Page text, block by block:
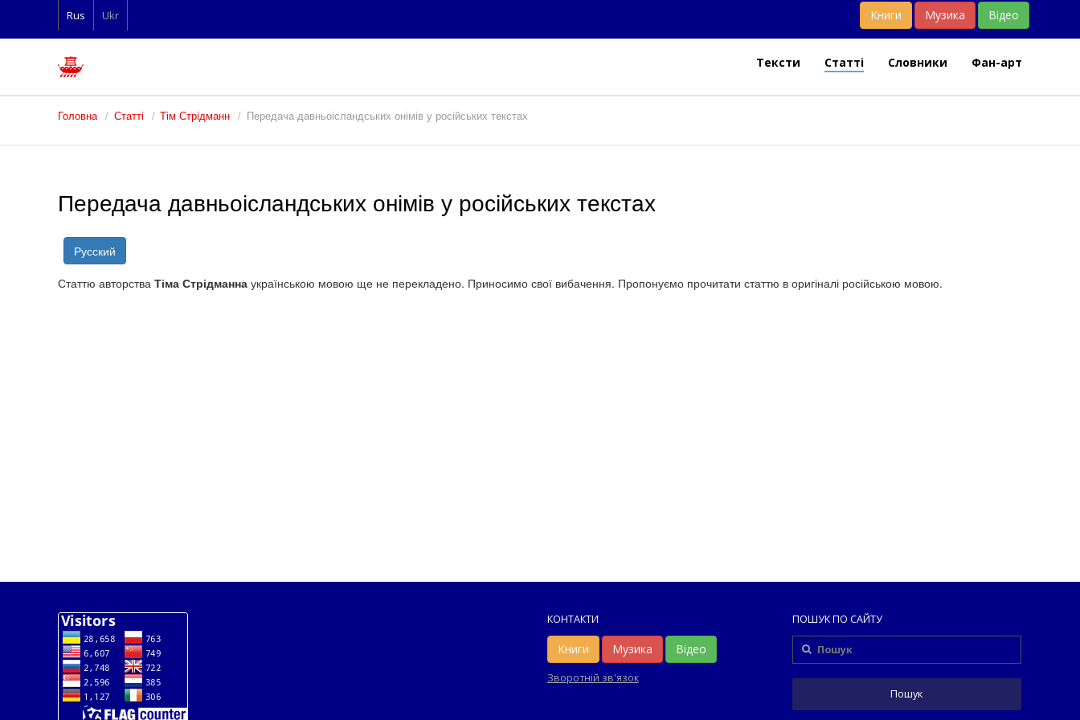
Rus Ukr Книги Музика Відео
Тексти Статті Словники Фан-арт
Головна Статті Тім Стрідманн Передача давньоісландських онімів у російських текстах
Передача давньоісландських онімів у російських текстах
Русский
Статтю авторства Тіма Стрідманна українською мовою ще не перекладено. Приносимо свої вибачення. Пропонуємо прочитати статтю в оригіналі російською мовою.
КОНТАКТИ
Книги Музика Відео
Зворотній зв'язок
ПОШУК ПО САЙТУ